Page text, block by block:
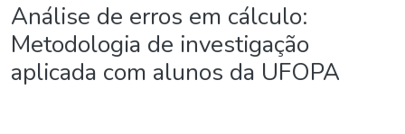
Análise de erros em cálculo:
Metodologia de investigação
aplicada com alunos da UFOPA